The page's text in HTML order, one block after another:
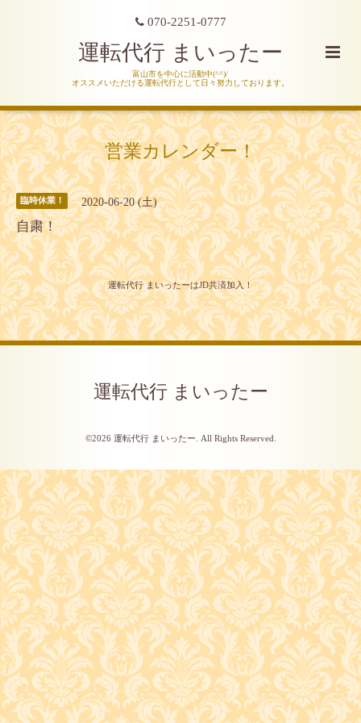
070-2251-0777
運転代行 まいったー
富山市を中心に活動中(^^)/
オススメいただける運転代行として日々努力しております。
営業カレンダー！
臨時休業！ 2020-06-20 (土)
自粛！
運転代行 まいったーはJD共済加入！
運転代行 まいったー
©2026 運転代行 まいったー . All Rights Reserved.